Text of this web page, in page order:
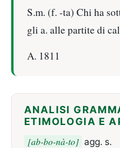
S.m. (f. -ta) Chi ha
gli a. alle partite di
A. 1811
ANALISI
ETIMOLOGIA E
[ab-bo-nà-to] agg. s.